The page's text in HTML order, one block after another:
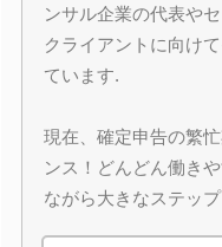
ンサル企業の代表や
クライアントに向け
ています.
現在、確定申告の繁
ンス！どんどん働き
ながら大きなステッ